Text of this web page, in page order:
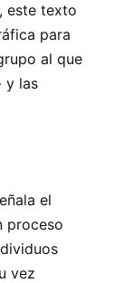
este texto
para
al que
y las
el
proceso
vez